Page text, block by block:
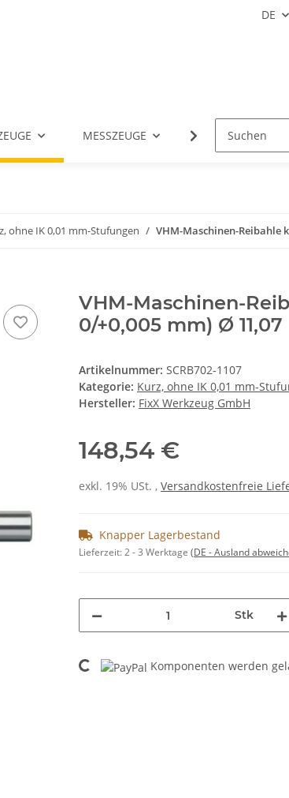
DE
MESSZEUGE ANGETRIEBENE
ohne IK 0,01 mm-Stufungen VHM-Maschinen-Reibahle
VHM-Maschinen-
0/+0,005 mm) Ø 11,07
Artikelnummer: SCRB702-1107
Kategorie: Kurz, ohne IK 0,01 mm-
Hersteller: FixX Werkzeug GmbH
148,54 €
exkl. 19% USt. , Versandkostenfreie
Knapper Lagerbestand
Lieferzeit:2 - 3 Werktage (DE - Ausland
Stk
Loading... Komponenten werden